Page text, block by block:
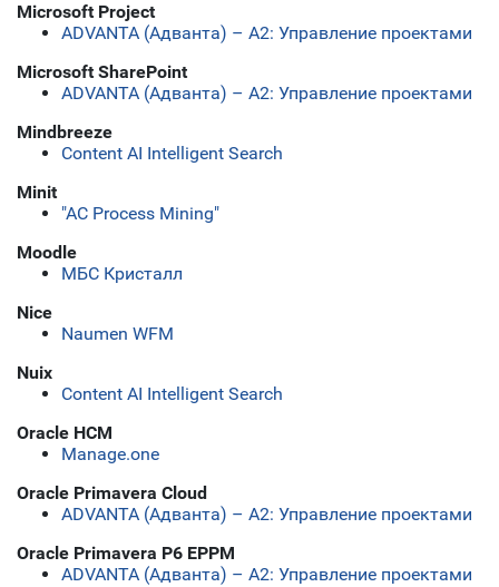
Microsoft Project
ADVANTA (Адванта) – А2: Управление проектами
Microsoft SharePoint
ADVANTA (Адванта) – А2: Управление проектами
Mindbreeze
Content AI Intelligent Search
Minit
"АС Process Mining"
Moodle
МБС Кристалл
Nice
Naumen WFM
Nuix
Content AI Intelligent Search
Oracle HCM
Manage.one
Oracle Primavera Cloud
ADVANTA (Адванта) – А2: Управление проектами
Oracle Primavera P6 EPPM
ADVANTA (Адванта) – А2: Управление проектами